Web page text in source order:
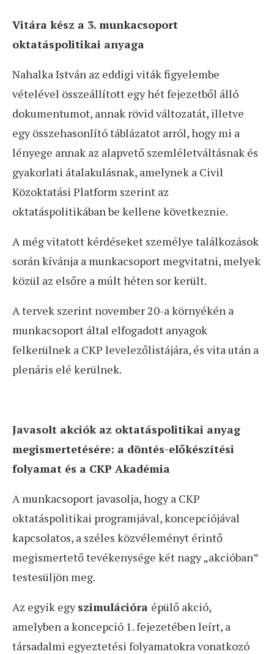
Vitára kész a 3. munkacsoport
oktatáspolitikai anyaga
Nahalka István az eddigi viták figyelembe
vételével összeállított egy hét fejezetből álló
dokumentumot, annak rövid változatát, illetve
egy összehasonlító táblázatot arról, hogy mi a
lényege annak az alapvető szemléletváltásnak és
gyakorlati átalakulásnak, amelynek a Civil
Közoktatási Platform szerint az
oktatáspolitikában be kellene következnie.
A még vitatott kérdéseket személye találkozások
során kívánja a munkacsoport megvitatni, melyek
közül az elsőre a múlt héten sor került.
A tervek szerint november 20-a környékén a
munkacsoport által elfogadott anyagok
felkerülnek a CKP levelezőlistájára, és vita után a
plenáris elé kerülnek.
Javasolt akciók az oktatáspolitikai anyag
megismertetésére: a döntés-előkészítési
folyamat és a CKP Akadémia
A munkacsoport javasolja, hogy a CKP
oktatáspolitikai programjával, koncepciójával
kapcsolatos, a széles közvéleményt érintő
megismertető tevékenysége két nagy „akcióban”
testesüljön meg.
Az egyik egyszimulációra épülő akció,
amelyben a koncepció 1. fejezetében leírt, a
társadalmi egyeztetési folyamatokra vonatkozó